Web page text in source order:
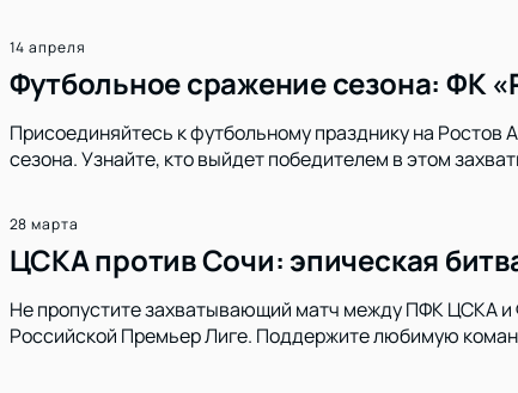
14 апреля
Футбольное сражение сезона: ФК
Присоединяйтесь к футбольному празднику на
сезона. Узнайте, кто выйдет победителем в этом
28 марта
ЦСКА против Сочи: эпическая
Не пропустите захватывающий матч между ПФК ЦСКА и
Российской Премьер Лиге. Поддержите любимую